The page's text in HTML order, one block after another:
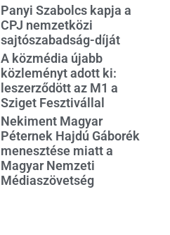
Panyi Szabolcs kapja a
CPJ nemzetközi
sajtószabadság-díját
A közmédia újabb
közleményt adott ki:
leszerződött az M1 a
Sziget Fesztivállal
Nekiment Magyar
Péternek Hajdú Gáborék
menesztése miatt a
Magyar Nemzeti
Médiaszövetség